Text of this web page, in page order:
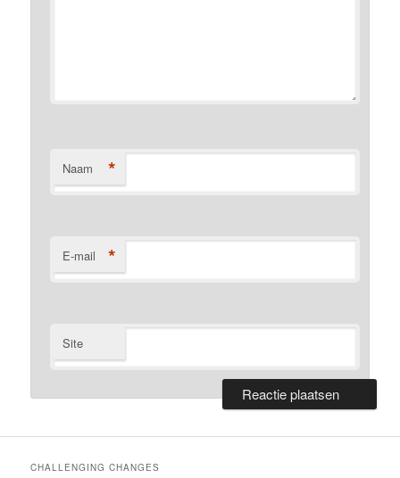
Naam *
E-mail *
Site
CHALLENGING CHANGES